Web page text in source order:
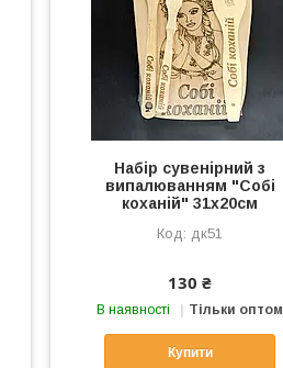
Набір сувенірний з
випалюванням "Собі
коханій" 31х20см
дк51
130 ₴
В наявності Тільки оптом
Купити